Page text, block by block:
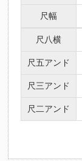
尺幅
尺八横
尺五アンド
尺三アンド
尺二アンド